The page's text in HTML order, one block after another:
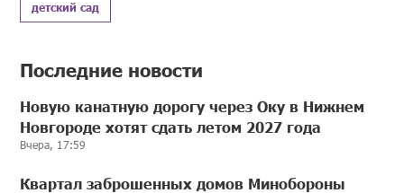
детский сад
Последние новости
Новую канатную дорогу через Оку в Нижнем
Новгороде хотят сдать летом 2027 года
Вчера, 17:59
Квартал заброшенных домов Минобороны